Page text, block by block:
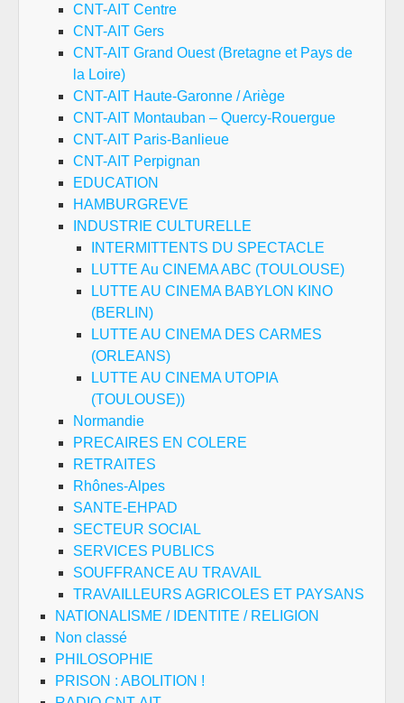
CNT-AIT Centre
CNT-AIT Gers
CNT-AIT Grand Ouest (Bretagne et Pays de
la Loire)
CNT-AIT Haute-Garonne / Ariège
CNT-AIT Montauban – Quercy-Rouergue
CNT-AIT Paris-Banlieue
CNT-AIT Perpignan
EDUCATION
HAMBURGREVE
INDUSTRIE CULTURELLE
INTERMITTENTS DU SPECTACLE
LUTTE Au CINEMA ABC (TOULOUSE)
LUTTE AU CINEMA BABYLON KINO
(BERLIN)
LUTTE AU CINEMA DES CARMES
(ORLEANS)
LUTTE AU CINEMA UTOPIA
(TOULOUSE))
Normandie
PRECAIRES EN COLERE
RETRAITES
Rhônes-Alpes
SANTE-EHPAD
SECTEUR SOCIAL
SERVICES PUBLICS
SOUFFRANCE AU TRAVAIL
TRAVAILLEURS AGRICOLES ET PAYSANS
NATIONALISME / IDENTITE / RELIGION
Non classé
PHILOSOPHIE
PRISON : ABOLITION !